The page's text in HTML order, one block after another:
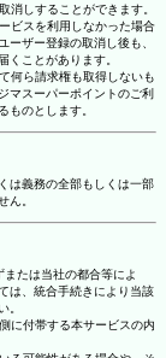
消しすることができます。
ビスを利用しなかった場合
ーザー登録の取消し後も、
くことがあります。
何ら請求権も取得しないも
マスーパーポイントのご利
ものとします。
は義務の全部もしくは一部
ん。
たは当社の都合等によ
は、統合手続きにより当該
。
に付帯する本サービスの内